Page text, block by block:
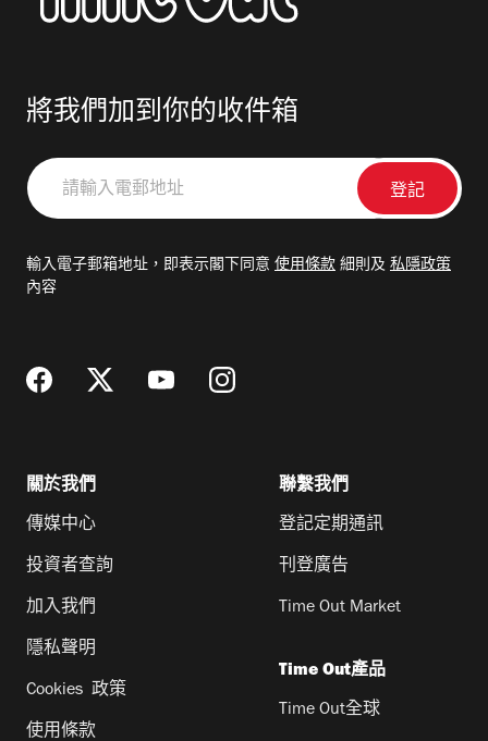
將我們加到你的收件箱
請
輸
郵
輸入電子郵箱地址，即表示閣下同意 使用條款 細則及 私隱政策
內容
關於我們
傳媒中心
投資者查詢
加入我們
隱私聲明
Cookies 政策
使用條款
聯繫我們
登記定期通訊
刊登廣告
Time Out Market
Time Out產品
Time Out全球